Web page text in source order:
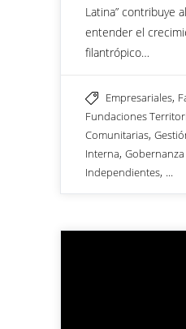
Latina” contribuye
entender el
filantrópico…
Empresariales,
Fundaciones
Comunitarias,
Interna, Gobernanza
Independientes, ...